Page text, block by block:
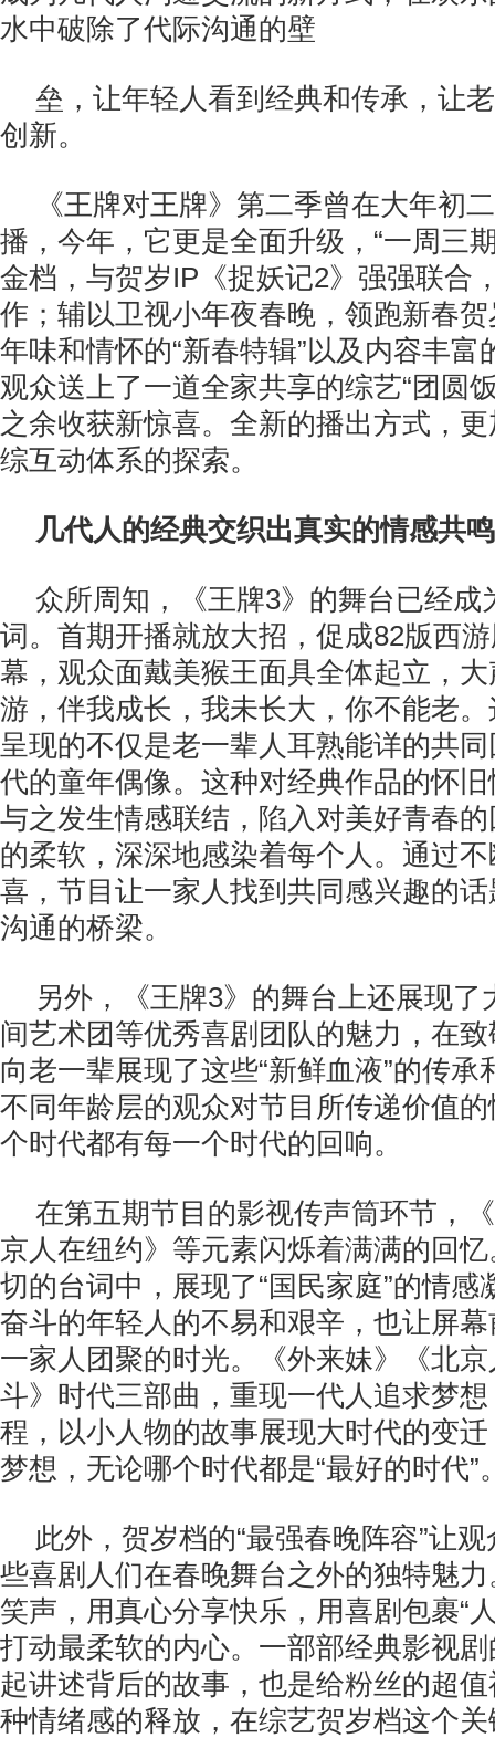
水中破除了代际沟通的壁
垒，让年轻人看到经典和传承，让
创新。
《王牌对王牌》第二季曾在大年初
播，今年，它更是全面升级，“一周三
金档，与贺岁IP《捉妖记2》强强联合
作；辅以卫视小年夜春晚，领跑新春
年味和情怀的“新春特辑”以及内容丰富
观众送上了一道全家共享的综艺“团圆
之余收获新惊喜。全新的播出方式，
综互动体系的探索。
几代人的经典交织出真实的情感共鸣
众所周知，《王牌3》的舞台已经成
词。首期开播就放大招，促成82版西
幕，观众面戴美猴王面具全体起立，
游，伴我成长，我未长大，你不能老
呈现的不仅是老一辈人耳熟能详的共
代的童年偶像。这种对经典作品的怀
与之发生情感联结，陷入对美好青春
的柔软，深深地感染着每个人。通过
喜，节目让一家人找到共同感兴趣的
沟通的桥梁。
另外，《王牌3》的舞台上还展现了
间艺术团等优秀喜剧团队的魅力，在
向老一辈展现了这些“新鲜血液”的传承
不同年龄层的观众对节目所传递价值
个时代都有每一个时代的回响。
在第五期节目的影视传声筒环节，
京人在纽约》等元素闪烁着满满的回
切的台词中，展现了“国民家庭”的情感
奋斗的年轻人的不易和艰辛，也让屏
一家人团聚的时光。《外来妹》《北
斗》时代三部曲，重现一代人追求梦
程，以小人物的故事展现大时代的变
梦想，无论哪个时代都是“最好的时代”
此外，贺岁档的“最强春晚阵容”让
些喜剧人们在春晚舞台之外的独特魅
笑声，用真心分享快乐，用喜剧包裹“
打动最柔软的内心。一部部经典影视
起讲述背后的故事，也是给粉丝的超
种情绪感的释放，在综艺贺岁档这个